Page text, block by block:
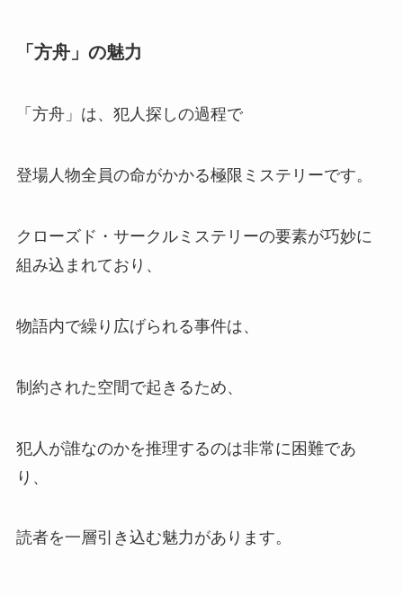
「方舟」の魅力
「方舟」は、犯人探しの過程で
登場人物全員の命がかかる極限ミステリーです。
クローズド・サークルミステリーの要素が巧妙に
組み込まれており、
物語内で繰り広げられる事件は、
制約された空間で起きるため、
犯人が誰なのかを推理するのは非常に困難であ
り、
読者を一層引き込む魅力があります。